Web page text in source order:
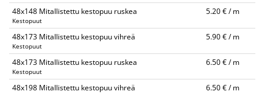
48x148 Mitallistettu kestopuu ruskea
Kestopuut
5.20 € / m
48x173 Mitallistettu kestopuu vihreä
Kestopuut
5.90 € / m
48x173 Mitallistettu kestopuu ruskea
Kestopuut
6.50 € / m
48x198 Mitallistettu kestopuu vihreä 6.50 € / m